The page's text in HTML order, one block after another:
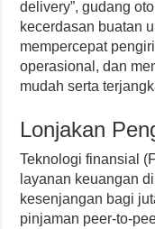
delivery”, gudang
kecerdasan buatan
mempercepat
operasional, dan
mudah serta
Lonjakan
Teknologi finansial
layanan keuangan
kesenjangan bagi
pinjaman peer-to-